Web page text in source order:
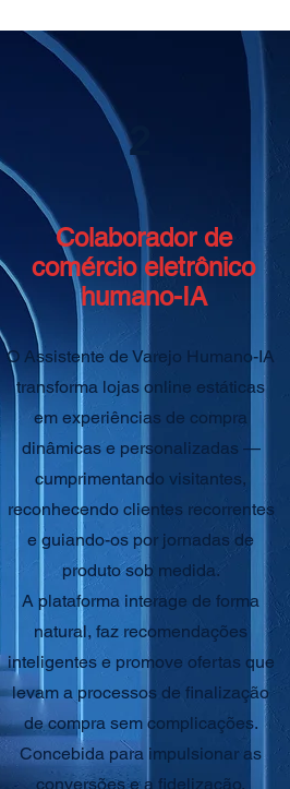
2
Colaborador de
comércio eletrônico
humano-IA
O Assistente de Varejo Humano-IA
transforma lojas online estáticas
em experiências de compra
dinâmicas e personalizadas —
cumprimentando visitantes,
reconhecendo clientes recorrentes
e guiando-os por jornadas de
produto sob medida.
A plataforma interage de forma
natural, faz recomendações
inteligentes e promove ofertas que
levam a processos de finalização
de compra sem complicações.
Concebida para impulsionar as
conversões e a fidelização,